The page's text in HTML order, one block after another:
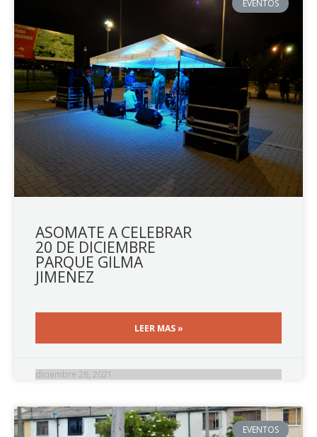
EVENTOS
ASOMATE A CELEBRAR
20 DE DICIEMBRE
PARQUE GILMA
JIMENEZ
LEER MAS »
diciembre 28, 2021
EVENTOS